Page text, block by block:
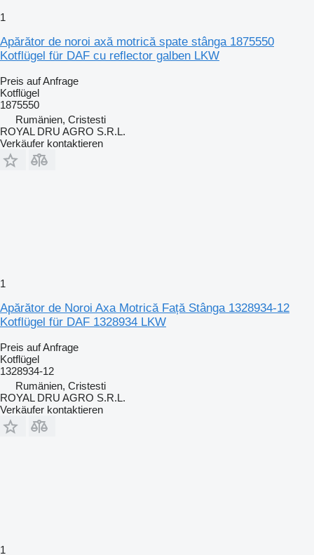
1
Apărător de noroi axă motrică spate stânga 1875550
Kotflügel für DAF cu reflector galben LKW
Preis auf Anfrage
Kotflügel
1875550
Rumänien, Cristesti
ROYAL DRU AGRO S.R.L.
Verkäufer kontaktieren
1
Apărător de Noroi Axa Motrică Față Stânga 1328934-12
Kotflügel für DAF 1328934 LKW
Preis auf Anfrage
Kotflügel
1328934-12
Rumänien, Cristesti
ROYAL DRU AGRO S.R.L.
Verkäufer kontaktieren
1